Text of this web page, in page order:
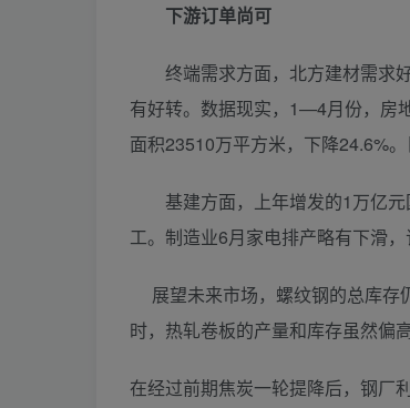
下游订单尚可
终端需求方面，北方建材需求好
有好转。数据现实，1—4月份，房
面积23510万平方米，下降24.6%
基建方面，上年增发的1万亿元
工。制造业6月家电排产略有下滑，
展望未来市场，螺纹钢的总库存
时，热轧卷板的产量和库存虽然偏
在经过前期焦炭一轮提降后，钢厂